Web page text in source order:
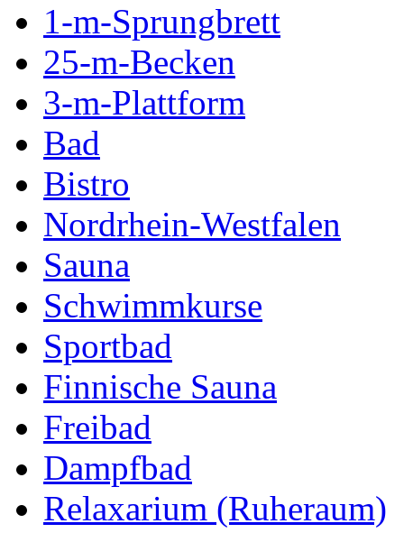
1-m-Sprungbrett
25-m-Becken
3-m-Plattform
Bad
Bistro
Nordrhein-Westfalen
Sauna
Schwimmkurse
Sportbad
Finnische Sauna
Freibad
Dampfbad
Relaxarium (Ruheraum)